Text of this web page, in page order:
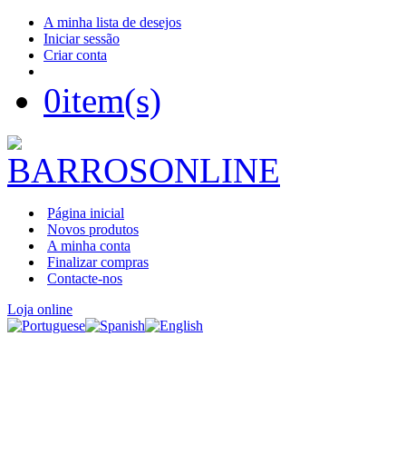
A minha lista de desejos
Iniciar sessão
Criar conta
0item(s)
Página inicial
Novos produtos
A minha conta
Finalizar compras
Contacte-nos
Loja online